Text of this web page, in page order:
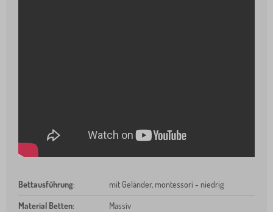
Bettausführung: mit Geländer, montessori - niedrig
Material Betten: Massiv